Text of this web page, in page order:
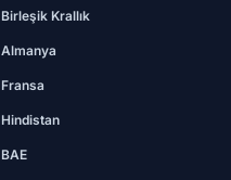
Birleşik Krallık
Almanya
Fransa
Hindistan
BAE